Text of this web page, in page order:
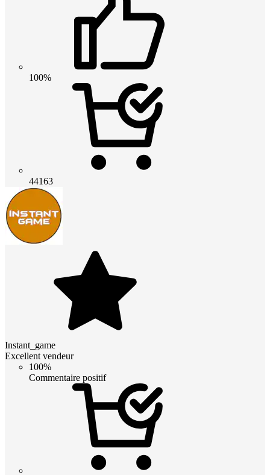
100%
44163
Instant_game
Excellent vendeur
100%
Commentaire positif